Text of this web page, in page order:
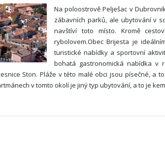
Na poloostrově Pelješac v
zábavních parků, ale ubytování v
navštíví toto místo. Kromě
rybolovem.Obec Brijesta je
turistické nabídky a sportovní
bohatá gastronomická nabídka v
Ston. Pláže v této malé obci jsou písečné, a
v tomto okolí je jiný typ ubytování, a to je kem